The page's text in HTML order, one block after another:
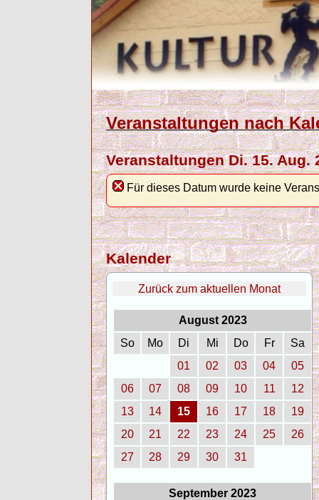
Veranstaltungen nach
Veranstaltungen Di. 15. Aug.
Für dieses Datum wurde keine
Kalender
Zurück zum aktuellen Monat
August 2023
So
Mo Di Mi Do Fr
Sa
01
02 03 04
05
06
07 08 09 10 11
12
13
14 15 16 17 18
19
20
21 22 23 24 25
26
27
28 29 30 31
September 2023